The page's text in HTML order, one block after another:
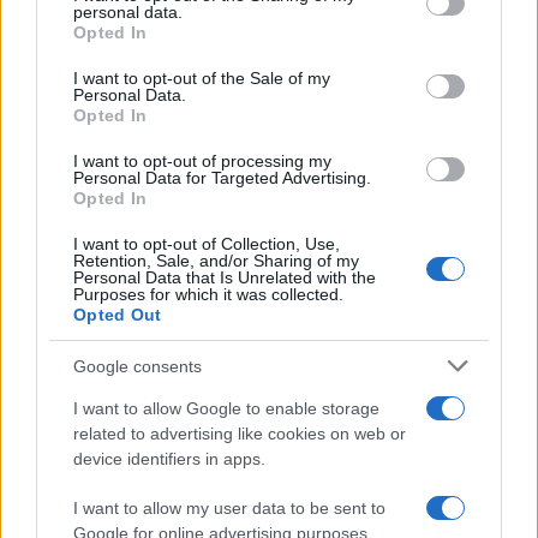
grant or deny consent to Google and its third-party tags to
use your data for below specified purposes in below Google
consent section.
personal data.
Opted In
I want to opt-out of the Sale of my
Personal Data.
Opted In
I want to opt-out of processing my
Personal Data for Targeted Advertising.
Opted In
I want to opt-out of Collection, Use,
Retention, Sale, and/or Sharing of my
Personal Data that Is Unrelated with the
Purposes for which it was collected.
Opted Out
Google consents
I want to allow Google to enable storage
related to advertising like cookies on web or
device identifiers in apps.
I want to allow my user data to be sent to
Google for online advertising purposes.
Σήμερα οι γυναίκες παραμένουν ακμαίες,
δραστήριες και δημιουργικές για πολλές
δεκαετίες μετά την εμμηνόπαυση και όλη η
επιπλέον γνώση για την εμμηνόπαυση και πώς
μπορεί να επηρεάσει το δέρμα έχει οδηγήσει
αντιμετώπιση των αλλαγών.
Θεραπείες για την ακμή και για τη ροδόχρου
νόσο όπως είναι ο καθαρισμός προσώπου και η
φωτοθεραπεία, θεραπείες αντιγήρανσης
προσώπου για ενυδάτωση και λάμψη όπως η
μεσοθεραπεία PRP, θεραπείες σύσφιξης και
ανάπλασης της επιδερμίδας όπως το HIFU,
χημικά peeling προσαρμοσμένα στις ιδιαίτερες